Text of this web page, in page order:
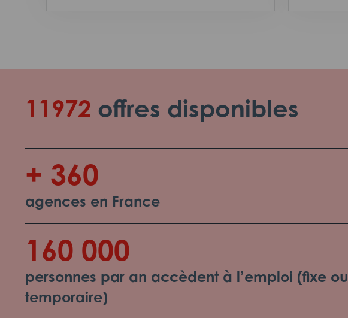
11972 offres disponibles
+ 360
agences en France
160 000
personnes par an accèdent à l’emploi (fixe ou
temporaire)